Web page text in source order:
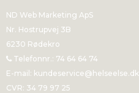
ND Web Marketing ApS
Nr. Hostrupvej 3B
6230 Rødekro
Telefonnr.: 74 64 64 74
E-mail: kundeservice@helseelse.dk
CVR: 34 79 97 25